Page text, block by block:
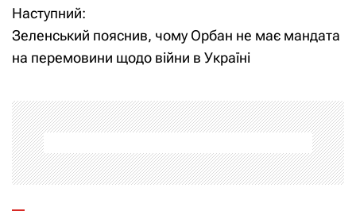
в
і
а
ц
і
Наступний:
Зеленський пояснив, чому Орбан не має мандата
на перемовини щодо війни в Україні